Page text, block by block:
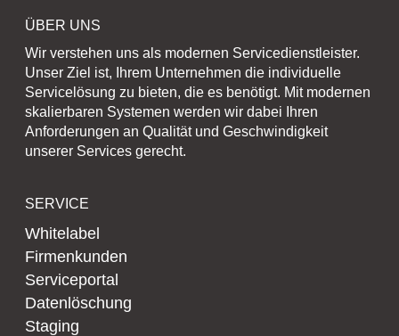
ÜBER UNS
Wir verstehen uns als modernen Servicedienstleister.
Unser Ziel ist, Ihrem Unternehmen die individuelle
Servicelösung zu bieten, die es benötigt. Mit modernen
skalierbaren Systemen werden wir dabei Ihren
Anforderungen an Qualität und Geschwindigkeit
unserer Services gerecht.
SERVICE
Whitelabel
Firmenkunden
Serviceportal
Datenlöschung
Staging